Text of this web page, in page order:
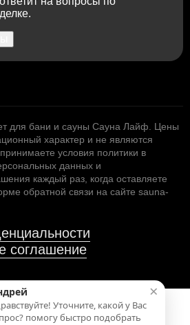
для бани и сауны Сауна Лайф
Цены
характер и не являются
условия политики в
данных и
каждый раз, когда оставляете
обратной связи на сайте sauna-
соглашение
×
Уточните, какой у Вас
помогу быстро подобрать